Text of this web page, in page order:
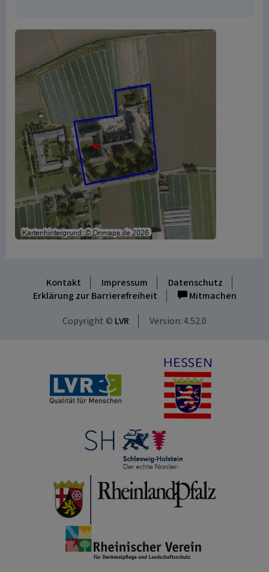
Kontakt Impressum
Datenschutz
Erklärung zur Barrierefreiheit
Mitmachen
Copyright © LVR Version: 4.52.0